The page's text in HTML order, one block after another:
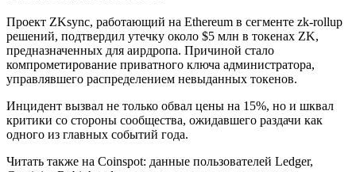
Проект ZKsync, работающий на Ethereum в сегменте zk-rollup
решений, подтвердил утечку около $5 млн в токенах ZK,
предназначенных для аирдропа. Причиной стало
компрометирование приватного ключа администратора,
управлявшего распределением невыданных токенов.
Инцидент вызвал не только обвал цены на 15%, но и шквал
критики со стороны сообщества, ожидавшего раздачи как
одного из главных событий года.
Читать также на Coinspot: данные пользователей Ledger,